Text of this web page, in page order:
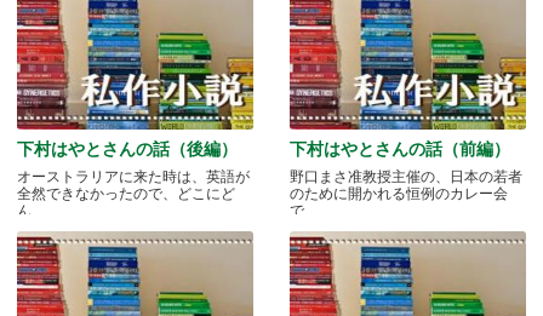
下村はやとさんの話（後編）
オーストラリアに来た時は、英語が
全然できなかったので、どこにど
ん.....
下村はやとさんの話（前編）
野口まさ准教授主催の、日本の若者
のために開かれる恒例のカレー会
で.....